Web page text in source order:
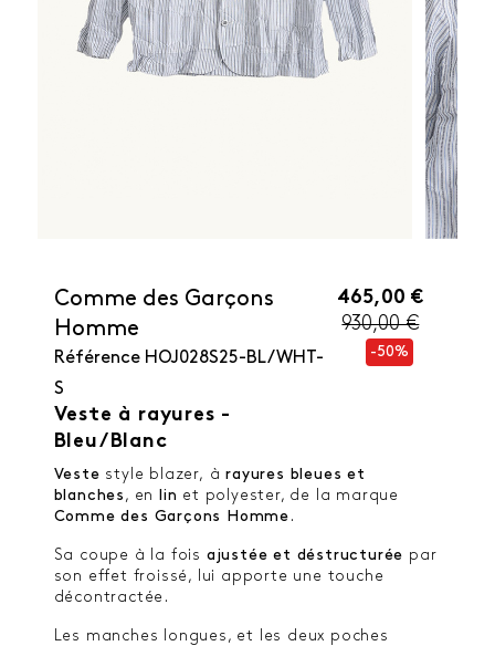
Comme des Garçons
Homme
Référence HOJ028S25-BL/WHT-
S
Veste à rayures -
Bleu/Blanc
465,00 €
930,00 €
-50%
Veste style blazer, àrayures bleues et
blanches , en lin et polyester, de la marque
Comme des Garçons Homme .
Sa coupe à la fois ajustée et déstructurée par
son effet froissé, lui apporte une touche
décontractée.
Les manches longues, et les deux poches